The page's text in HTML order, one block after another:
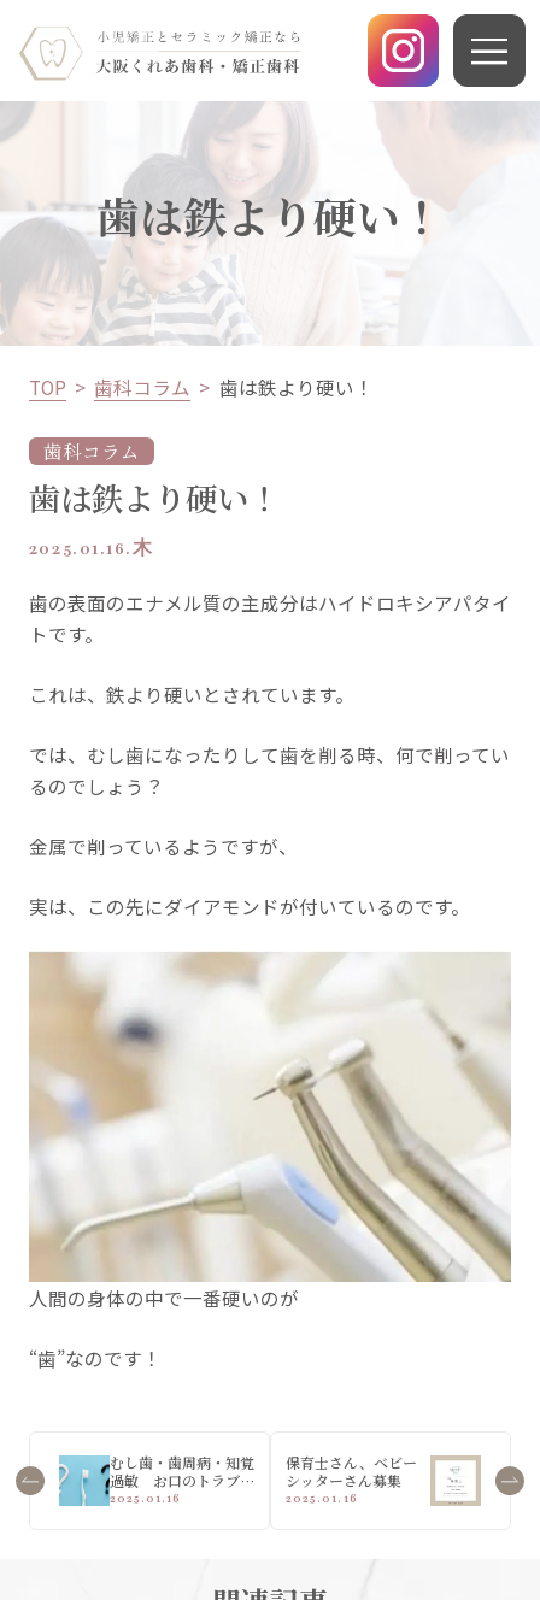
歯は鉄より硬い！
TOP 歯科コラム 歯は鉄より硬い！
歯科コラム
歯は鉄より硬い！
2025.01.16.木
歯の表面のエナメル質の主成分はハイドロキシアパタイ
トです。
これは、鉄より硬いとされています。
では、むし歯になったりして歯を削る時、何で削ってい
るのでしょう？
金属で削っているようですが、
実は、この先にダイアモンドが付いているのです。
人間の身体の中で一番硬いのが
“歯”なのです！
むし歯・歯周病・知覚
過敏 お口のトラブル
の違いについて解説
2025.01.16
保育士さん、ベビー
シッターさん募集
2025.01.16